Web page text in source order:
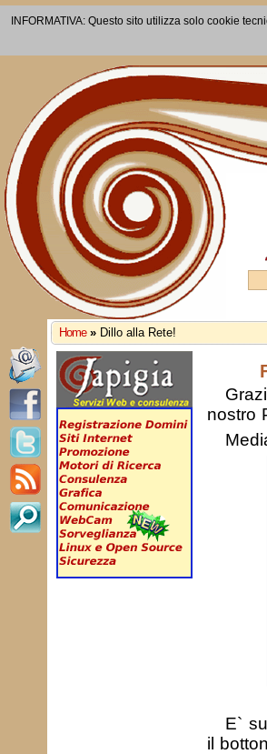
INFORMATIVA: Questo sito utilizza solo cookie
Home » Dillo alla Rete!
nostro
E`
il